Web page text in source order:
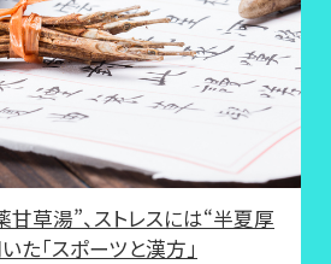
草湯”、ストレスには“半夏厚
た「スポーツと漢方」